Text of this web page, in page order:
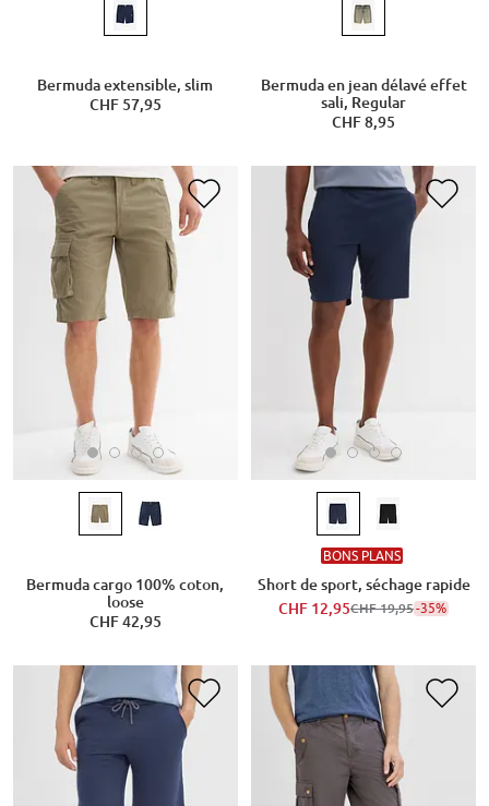
Bermuda extensible, slim
CHF 57,95
Bermuda en jean délavé effet
sali, Regular
CHF 8,95
Bermuda cargo 100% coton,
loose
CHF 42,95
BONS PLANS
Short de sport, séchage rapide
CHF 12,95CHF 19,95-35%